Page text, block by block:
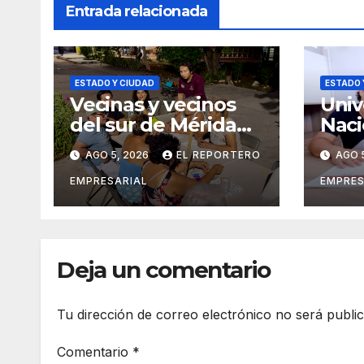
Entrada relacionada
ESTADO Y CIUDAD
Vecinas y vecinos
del sur de Mérida
impulsan la
recuperación de
espacios
comunitarios
AGO 5, 2026 EL REPORTERO
EMPRESARIAL
ESTADO
AGO
Deja un comentario
Tu dirección de correo electrónico no será
Comentario *